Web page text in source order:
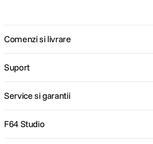
Comenzi si livrare
Suport
Service si garantii
F64 Studio